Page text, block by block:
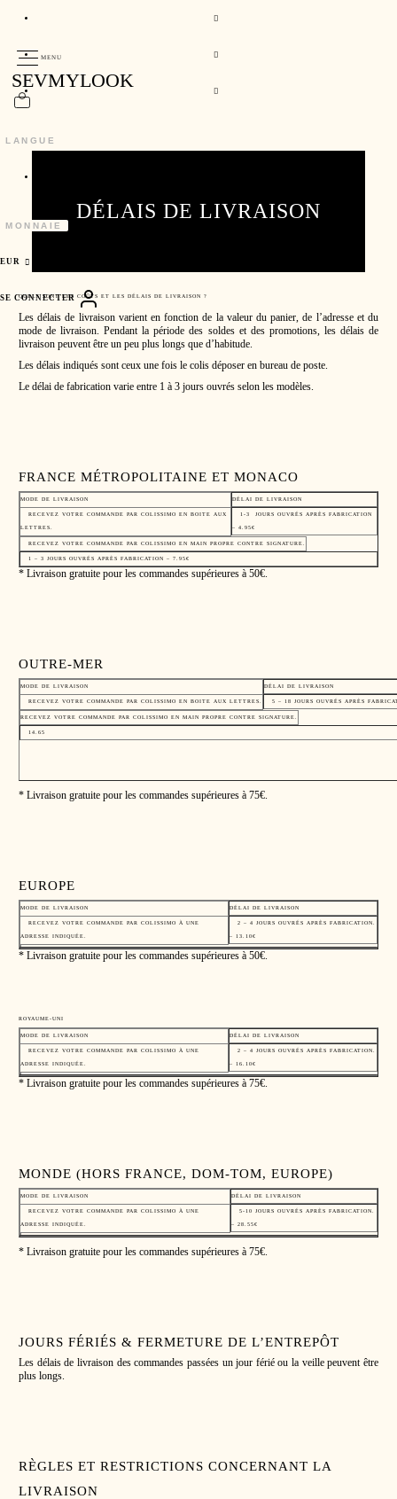
LANGUE
MONNAIE
EUR
SE CONNECTER
MENU
SEVMYLOOK
DÉLAIS DE LIVRAISON
QUELS SONT LES COÛTS ET LES DÉLAIS DE LIVRAISON ?
Les délais de livraison varient en fonction de la valeur du panier, de l’adresse et du
mode de livraison. Pendant la période des soldes et des promotions, les délais de
livraison peuvent être un peu plus longs que d’habitude.
Les délais indiqués sont ceux une fois le colis déposer en bureau de poste.
Le délai de fabrication varie entre 1 à 3 jours ouvrés selon les modèles.
FRANCE MÉTROPOLITAINE ET MONACO
MODE DE LIVRAISON DÉLAI DE LIVRAISON
RECEVEZ VOTRE COMMANDE PAR COLISSIMO EN BOITE AUX
LETTRES.
1-3 JOURS OUVRÉS APRÈS FABRICATION
– 4.95€
RECEVEZ VOTRE COMMANDE PAR COLISSIMO EN MAIN PROPRE CONTRE SIGNATURE.
1 – 3 JOURS OUVRÉS APRÈS FABRICATION – 7.95€
* Livraison gratuite pour les commandes supérieures à 50€.
OUTRE-MER
MODE DE LIVRAISON DÉLAI DE LIVRAISON
RECEVEZ VOTRE COMMANDE PAR COLISSIMO EN BOITE AUX LETTRES. 5 – 18 JOURS OUVRÉS APRÈS
RECEVEZ VOTRE COMMANDE PAR COLISSIMO EN MAIN PROPRE CONTRE SIGNATURE.
14.65
* Livraison gratuite pour les commandes supérieures à 75€.
EUROPE
MODE DE LIVRAISON DÉLAI DE LIVRAISON
RECEVEZ VOTRE COMMANDE PAR COLISSIMO À UNE
ADRESSE INDIQUÉE.
2 – 4 JOURS OUVRÉS APRÈS FABRICATION.
– 13.10€
* Livraison gratuite pour les commandes supérieures à 50€.
ROYAUME-UNI
MODE DE LIVRAISON DÉLAI DE LIVRAISON
RECEVEZ VOTRE COMMANDE PAR COLISSIMO À UNE
ADRESSE INDIQUÉE.
2 – 4 JOURS OUVRÉS APRÈS FABRICATION.
– 16.10€
* Livraison gratuite pour les commandes supérieures à 75€.
MONDE (HORS FRANCE, DOM-TOM, EUROPE)
MODE DE LIVRAISON DÉLAI DE LIVRAISON
RECEVEZ VOTRE COMMANDE PAR COLISSIMO À UNE
ADRESSE INDIQUÉE.
5-10 JOURS OUVRÉS APRÈS FABRICATION.
– 28.55€
* Livraison gratuite pour les commandes supérieures à 75€.
JOURS FÉRIÉS & FERMETURE DE L’ENTREPÔT
Les délais de livraison des commandes passées un jour férié ou la veille peuvent être
plus longs.
RÈGLES ET RESTRICTIONS CONCERNANT LA
LIVRAISON